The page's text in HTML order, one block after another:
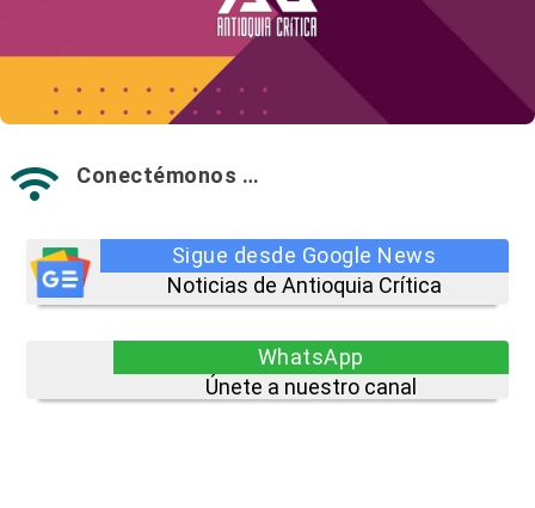
 Conectémonos …
Sigue desde Google News
Noticias de Antioquia Crítica
WhatsApp
Únete a nuestro canal